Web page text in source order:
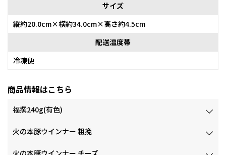
サイズ
縦約20.0cm×横約34.0cm×高さ約4.5cm
配送温度帯
冷凍便
商品情報はこちら
福撰240g(有色)
火の本豚ウインナー 粗挽